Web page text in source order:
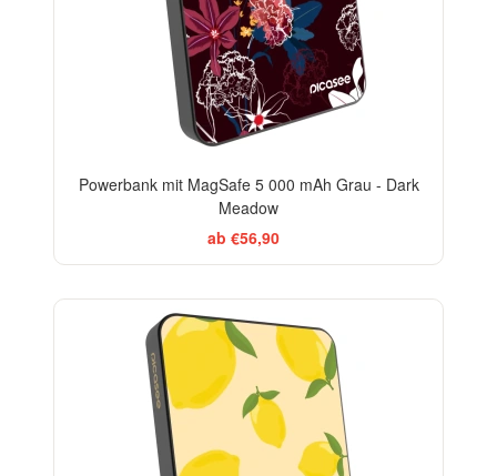
Powerbank mit MagSafe 5 000 mAh Grau - Dark
Meadow
ab €56,90